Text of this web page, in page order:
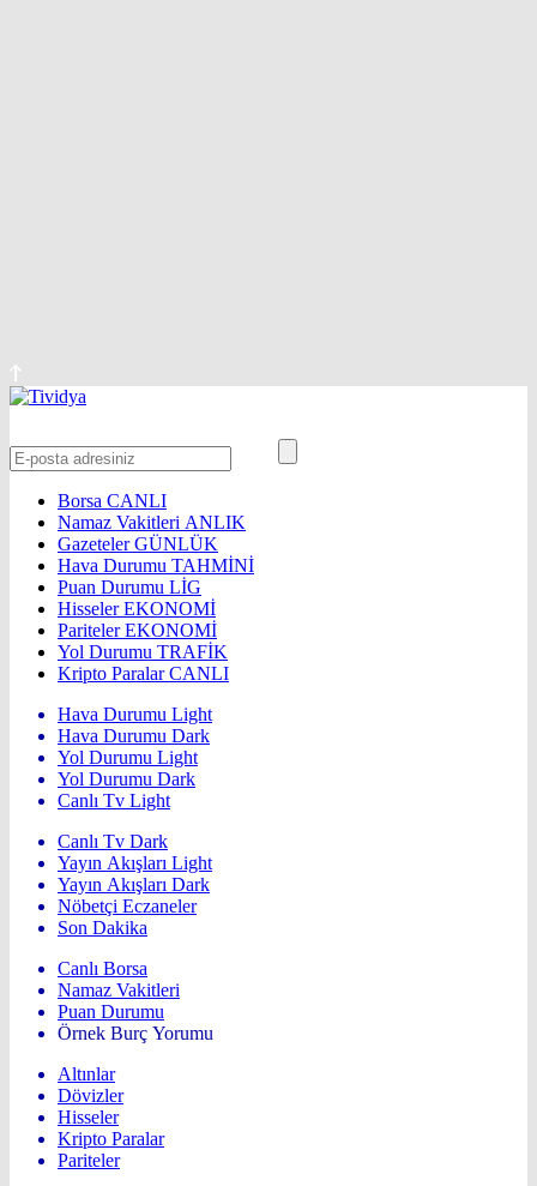
Borsa CANLI
Namaz Vakitleri ANLIK
GazetelerGÜNLÜK
Hava Durumu TAHMİNİ
Puan Durumu LİG
HisselerEKONOMİ
ParitelerEKONOMİ
Yol Durumu TRAFİK
Kripto ParalarCANLI
Hava Durumu Light
Hava Durumu Dark
Yol Durumu Light
Yol Durumu Dark
Canlı Tv Light
Canlı Tv Dark
Yayın Akışları Light
Yayın Akışları Dark
Nöbetçi Eczaneler
Son Dakika
Canlı Borsa
Namaz Vakitleri
Puan Durumu
Örnek Burç Yorumu
Altınlar
Dövizler
Hisseler
Kripto Paralar
Pariteler